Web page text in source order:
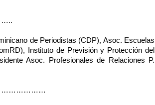
de Periodistas (CDP), Asoc. Escuelas
Instituto de Previsión y Protección del
Asoc. Profesionales de Relaciones P.